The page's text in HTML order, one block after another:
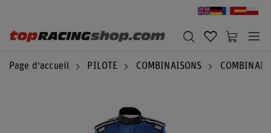
Page d'accueil PILOTE COMBINAISONS